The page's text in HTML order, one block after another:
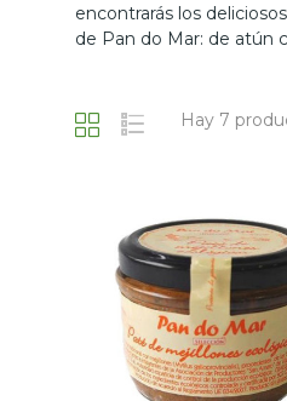
encontrarás los
de Pan do Mar: de atún
Hay 7